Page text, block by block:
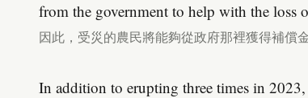
from the government to help with the loss
因此，受災的農民將能夠從政府那裡獲得補償
In addition to erupting three times in